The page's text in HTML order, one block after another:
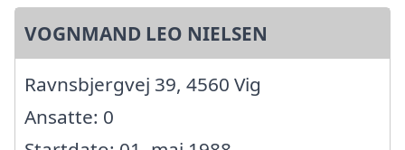
VOGNMAND LEO NIELSEN
Ravnsbjergvej 39, 4560 Vig
Ansatte: 0